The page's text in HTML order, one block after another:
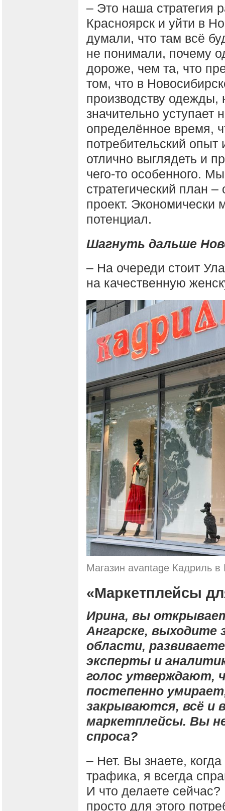
– Это наша стратегия
Красноярск и уйти в
думали, что там всё
не понимали, почему
дороже, чем та, что
том, что в
производству одежды,
значительно
определённое время,
потребительский
отлично выглядеть и
чего-то особенного.
стратегический план
проект. Экономически
потенциал.
Шагнуть дальше
– На очереди стоит
на качественную
Магазин avantage Кадриль
«Маркетплейсы
Ирина, вы
Ангарске, выходите
области,
эксперты и
голос утверждают,
постепенно
закрываются, всё и
маркетплейсы. Вы
спроса?
– Нет. Вы знаете,
трафика, я всегда
И что делаете
просто для этого